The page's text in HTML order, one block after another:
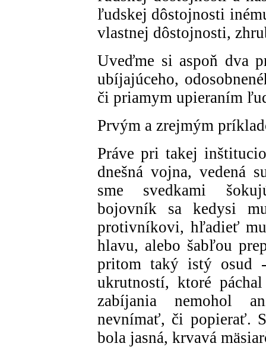
ľudskej dôstojnosti
vlastnej dôstojnosti,
Uveďme si aspoň dva
ubíjajúceho,
či priamym upieraním
Prvým a zrejmým
Práve pri takej
dnešná vojna, vedená
sme svedkami
bojovník sa kedysi
protivníkovi, hľadieť
hlavu, alebo šabľou
pritom taký istý osud
ukrutností, ktoré
zabíjania nemohol
nevnímať, či popierať.
bola jasná, krvavá